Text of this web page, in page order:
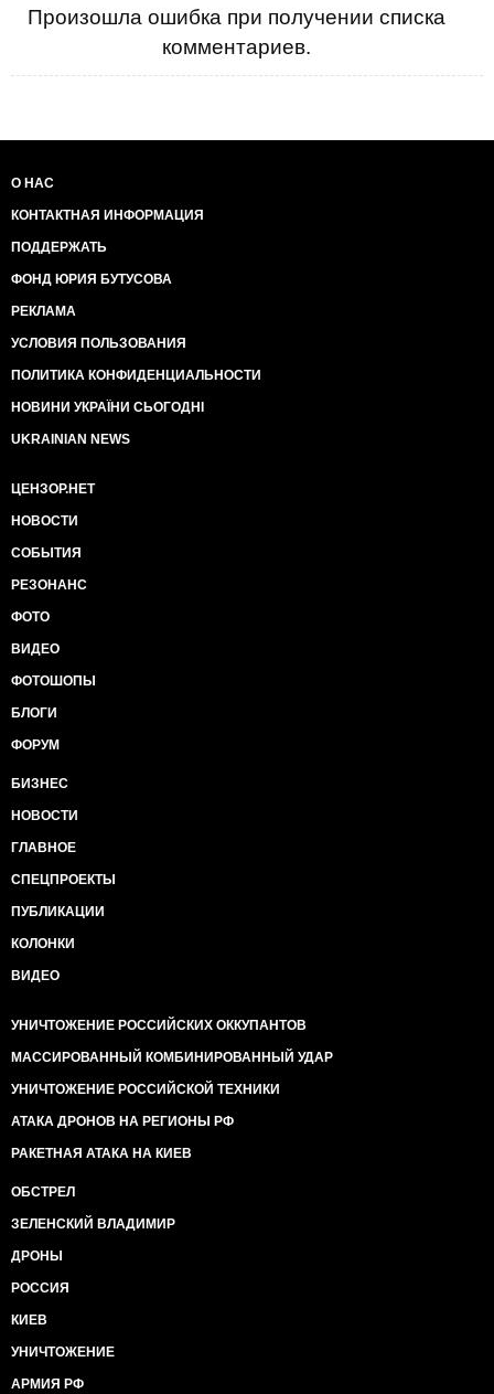
Произошла ошибка при получении списка
комментариев.
О НАС
КОНТАКТНАЯ ИНФОРМАЦИЯ
ПОДДЕРЖАТЬ
ФОНД ЮРИЯ БУТУСОВА
РЕКЛАМА
УСЛОВИЯ ПОЛЬЗОВАНИЯ
ПОЛИТИКА КОНФИДЕНЦИАЛЬНОСТИ
НОВИНИ УКРАЇНИ СЬОГОДНІ
UKRAINIAN NEWS
ЦЕНЗОР.НЕТ
НОВОСТИ
СОБЫТИЯ
РЕЗОНАНС
ФОТО
ВИДЕО
ФОТОШОПЫ
БЛОГИ
ФОРУМ
БИЗНЕС
НОВОСТИ
ГЛАВНОЕ
СПЕЦПРОЕКТЫ
ПУБЛИКАЦИИ
КОЛОНКИ
ВИДЕО
УНИЧТОЖЕНИЕ РОССИЙСКИХ ОККУПАНТОВ
МАССИРОВАННЫЙ КОМБИНИРОВАННЫЙ УДАР
УНИЧТОЖЕНИЕ РОССИЙСКОЙ ТЕХНИКИ
АТАКА ДРОНОВ НА РЕГИОНЫ РФ
РАКЕТНАЯ АТАКА НА КИЕВ
ОБСТРЕЛ
ЗЕЛЕНСКИЙ ВЛАДИМИР
ДРОНЫ
РОССИЯ
КИЕВ
УНИЧТОЖЕНИЕ
АРМИЯ РФ